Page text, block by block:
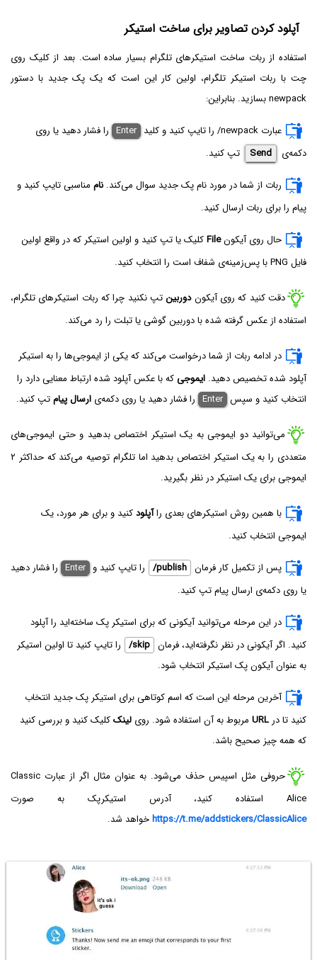
آپلود کردن تصاویر برای ساخت استیکر
استفاده از ربات ساخت استیکرهای تلگرام بسیار ساده است. بعد از کلیک روی
چت با ربات استیکر تلگرام، اولین کار این است که یک پک جدید با دستور
newpack بسازید. بنابراین:
عبارت /newpack را تایپ کنید و کلید Enter را فشار دهید یا روی
دکمه‌ی
Send تپ کنید.
ربات از شما در مورد نام پک جدید سوال می‌کند. نام مناسبی تایپ کنید و
پیام را برای ربات ارسال کنید.
حال روی آیکونFileکلیک یا تپ کنید و اولین استیکر که در واقع اولین
فایل PNG با پس‌زمینه‌ی شفاف است را انتخاب کنید.
دقت کنید که روی آیکوندوربینتپ نکنید چرا که ربات استیکرهای تلگرام،
استفاده از عکس گرفته شده با دوربین گوشی یا تبلت را رد می‌کند.
در ادامه ربات از شما درخواست می‌کند که یکی از ایموجی‌ها را به استیکر
آپلود شده تخصیص دهید. ایموجیکه با عکس آپلود شده ارتباط معنایی دارد را
انتخاب کنید و سپس Enter را فشار دهید یا روی دکمه‌ی ارسال پیامتپ کنید.
می‌توانید دو ایموجی به یک استیکر اختصاص بدهید و حتی ایموجی‌های
متعددی را به یک استیکر اختصاص بدهید اما تلگرام توصیه می‌کند که حداکثر ۲
ایموجی برای یک استیکر در نظر بگیرید.
با همین روش استیکرهای بعدی راآپلودکنید و برای هر مورد، یک
ایموجی انتخاب کنید.
پس از تکمیل کار فرمان /publish را تایپ کنید و Enter را فشار دهید
یا روی دکمه‌ی ارسال پیام تپ کنید.
در این مرحله می‌توانید آیکونی که برای استیکر پک ساخته‌اید را آپلود
کنید. اگر آیکونی در نظر نگرفته‌اید، فرمان /skip را تایپ کنید تا اولین استیکر
به عنوان آیکون پک استیکر انتخاب شود.
آخرین مرحله این است که اسم کوتاهی برای استیکر پک جدید انتخاب
کنید تا در URL مربوط به آن استفاده شود. روی لینککلیک کنید و بررسی کنید
که همه چیز صحیح باشد.
حروفی مثل اسپیس حذف می‌شود. به عنوان مثال اگر از عبارت Classic
Alice استفاده کنید، آدرس استیکرپک به صورت
https://t.me/addstickers/ClassicAliceخواهد شد.